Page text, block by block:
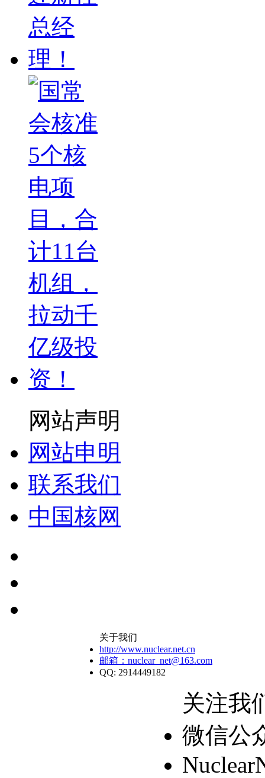
网站声明
网站申明
联系我们
中国核网
关于我们
http://www.nuclear.net.cn
邮箱：nuclear_net@163.com
QQ: 2914449182
关注我
微信公